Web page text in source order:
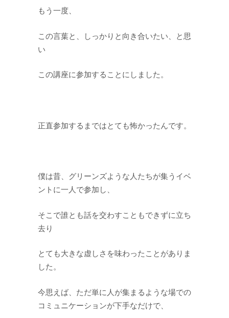
もう一度、
この言葉と、しっかりと向き合いたい、と思
い
この講座に参加することにしました。
正直参加するまではとても怖かったんです。
僕は昔、グリーンズような人たちが集うイベ
ントに一人で参加し、
そこで誰とも話を交わすこともできずに立ち
去り
とても大きな虚しさを味わったことがありま
した。
今思えば、ただ単に人が集まるような場での
コミュニケーションが下手なだけで、